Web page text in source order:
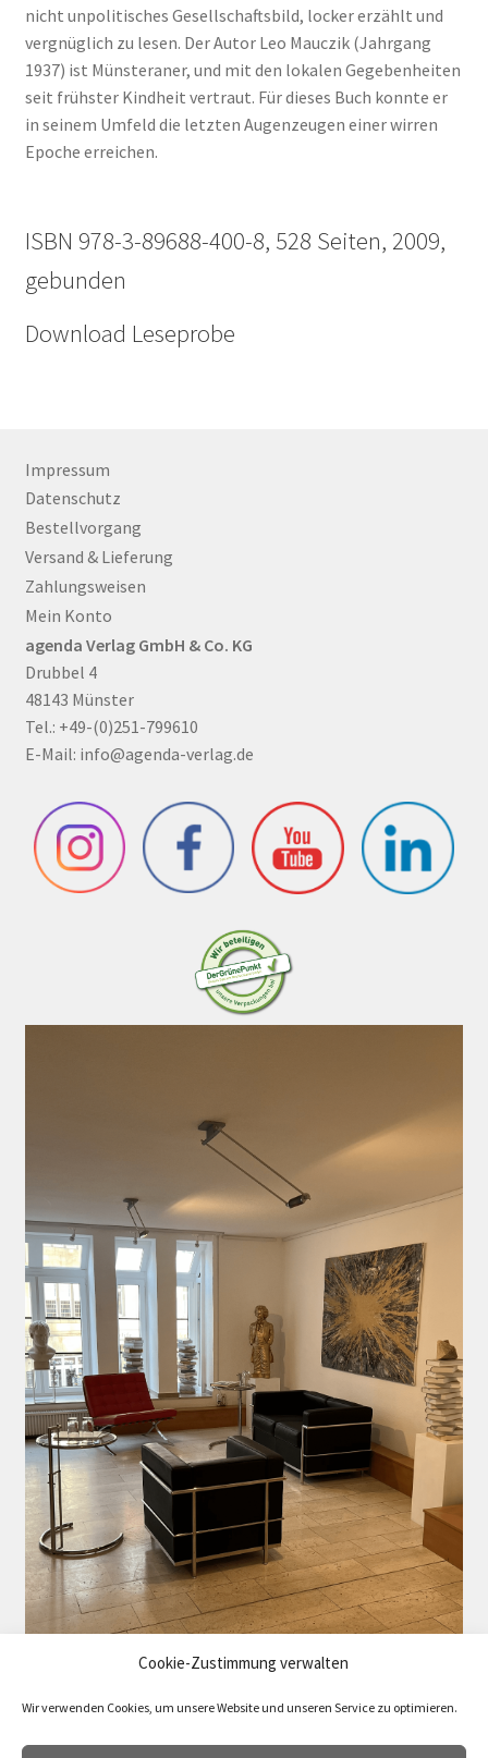
Cookie-Zustimmung verwalten
Wir verwenden Cookies, um unsere Website und unseren Service zu optimieren.
nicht unpolitisches Gesellschaftsbild, locker erzählt und
vergnüglich zu lesen. Der Autor Leo Mauczik (Jahrgang
1937) ist Münsteraner, und mit den lokalen Gegebenheiten
seit frühster Kindheit vertraut. Für dieses Buch konnte er
in seinem Umfeld die letzten Augenzeugen einer wirren
Epoche erreichen.
ISBN 978-3-89688-400-8, 528 Seiten, 2009,
gebunden
Download Leseprobe
Impressum
Datenschutz
Bestellvorgang
Versand & Lieferung
Zahlungsweisen
Mein Konto
agenda Verlag GmbH & Co. KG
Drubbel 4
48143 Münster
Tel.: +49-(0)251-799610
E-Mail: info@agenda-verlag.de